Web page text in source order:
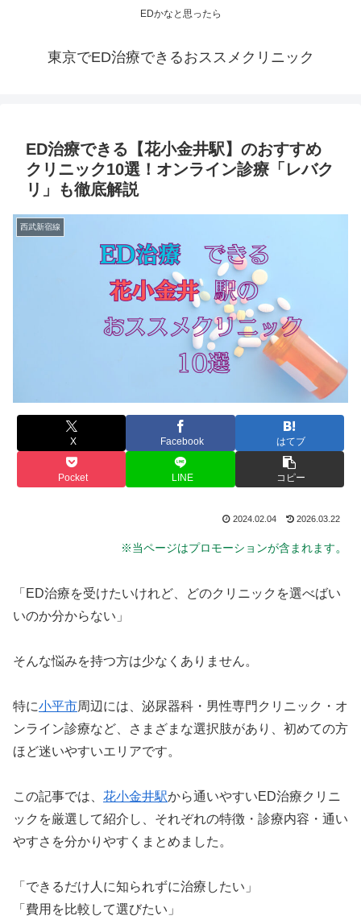
EDかなと思ったら
東京でED治療できるおススメクリニック
ED治療できる【花小金井駅】のおすすめ
クリニック10選！オンライン診療「レバク
リ」も徹底解説
西武新宿線
X Facebook はてブ
Pocket LINE コピー
2024.02.04 2026.03.22
※当ページはプロモーションが含まれます。
「ED治療を受けたいけれど、どのクリニックを選べばい
いのか分からない」
そんな悩みを持つ方は少なくありません。
特に小平市周辺には、泌尿器科・男性専門クリニック・オ
ンライン診療など、さまざまな選択肢があり、初めての方
ほど迷いやすいエリアです。
この記事では、 花小金井駅から通いやすいED治療クリニ
ックを厳選して紹介し、それぞれの特徴・診療内容・通い
やすさを分かりやすくまとめました。
「できるだけ人に知られずに治療したい」
「費用を比較して選びたい」